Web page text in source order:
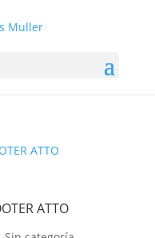
ATTO